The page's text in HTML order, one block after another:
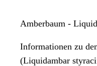
Amberbaum -
Informationen zu
(Liquidambar